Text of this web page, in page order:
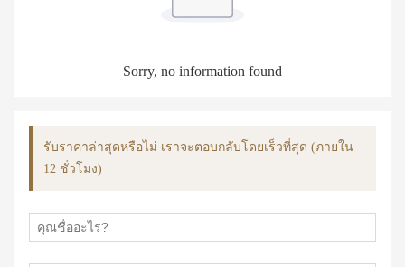
Sorry, no information found
รับราคาล่าสุดหรือไม่ เราจะตอบกลับโดยเร็วที่สุด (ภายใน
12 ชั่วโมง)